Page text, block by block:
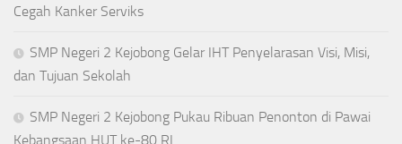
Cegah Kanker Serviks
SMP Negeri 2 Kejobong Gelar IHT Penyelarasan Visi, Misi,
dan Tujuan Sekolah
SMP Negeri 2 Kejobong Pukau Ribuan Penonton di Pawai
Kebangsaan HUT ke-80 RI